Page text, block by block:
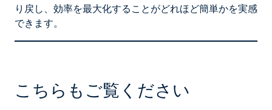
り戻し、効率を最大化することがどれほど簡単かを実感
できます。
こちらもご覧ください